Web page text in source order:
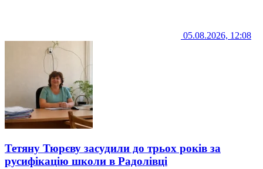
05.08.2026, 12:08
Тетяну Тюрєву засудили до трьох років за
русифікацію школи в Радолівці